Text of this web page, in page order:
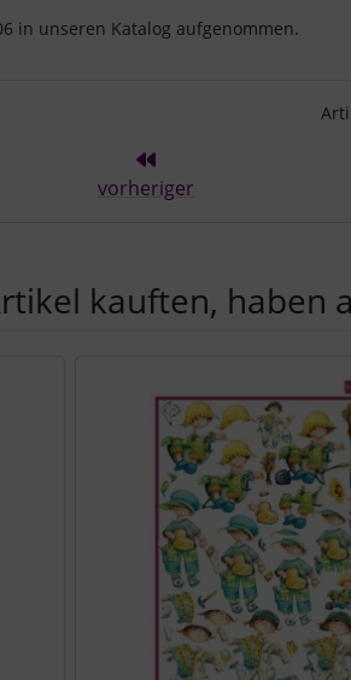
in unseren Katalog aufgenommen.
vorheriger
kauften, haben